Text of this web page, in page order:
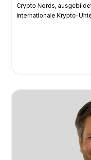
Crypto Nerds,
internationale Krypto-